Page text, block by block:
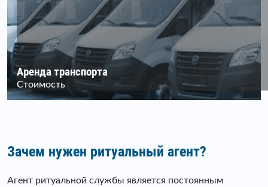
Аренда транспорта
Стоимость
Зачем нужен ритуальный агент?
Агент ритуальной службы является постоянным